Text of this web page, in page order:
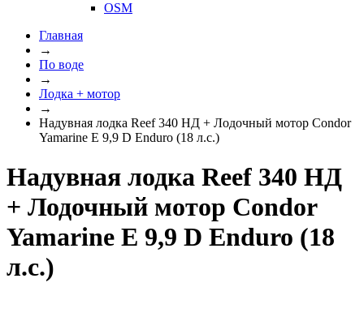
OSM
Главная
→
По воде
→
Лодка + мотор
→
Надувная лодка Reef 340 НД + Лодочный мотор Condor
Yamarine E 9,9 D Enduro (18 л.с.)
Надувная лодка Reef 340 НД
+ Лодочный мотор Condor
Yamarine E 9,9 D Enduro (18
л.с.)